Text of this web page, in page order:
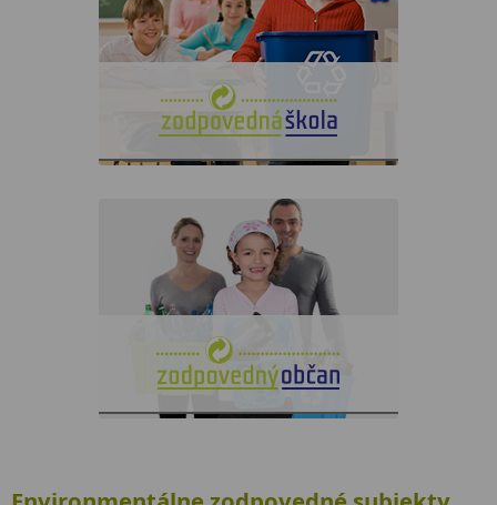
je určený vzdelávacím inštitúciám,
ktoré majú spoločenský záujem
podieľať sa na ochrane životného
prostredia triedením odpadu a
inými aktivitami.
Projekt pripravujeme...
Projekt
Zodpovedný občan
je určený jednotlivcom, ktorí majú
spoločenský záujem podieľať sa na
ochrane životného prostredia
triedením odpadu a inými
aktivitami.
Zapojte sado projektu
a preukážte svoju zodpovednosť.